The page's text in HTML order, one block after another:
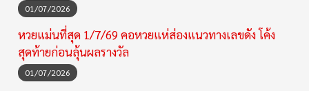
01/07/2026
หวยแม่นที่สุด 1/7/69 คอหวยแห่ส่องแนวทางเลขดัง โค้ง
สุดท้ายก่อนลุ้นผลรางวัล
01/07/2026